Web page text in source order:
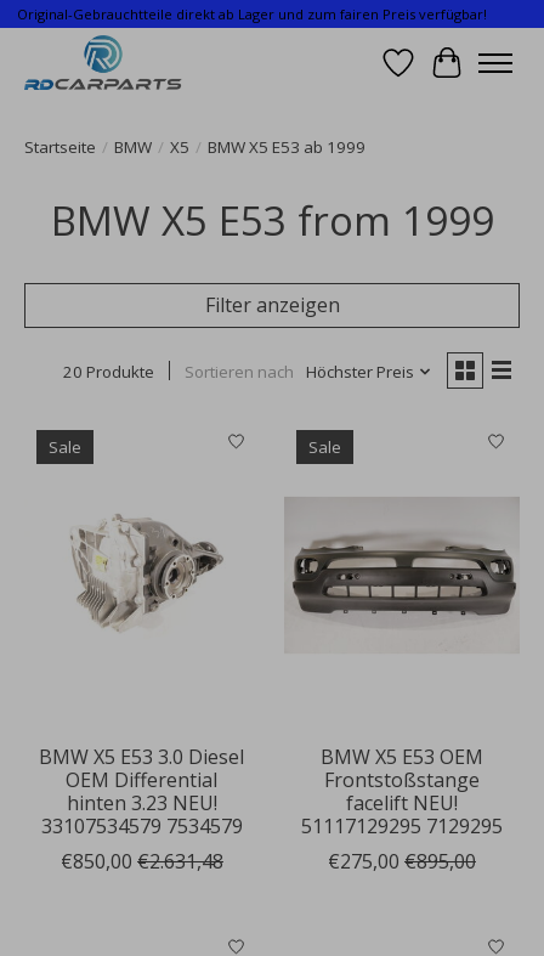
Original-Gebrauchtteile direkt ab Lager und zum fairen Preis verfügbar!
Wunschzettel
Ihr
Startseite / BMW / X5 / BMW X5 E53 ab 1999
BMW X5 E53 from 1999
Filter anzeigen
20 Produkte Sortieren nach Höchster Preis
Sale
BMW X5 E53 3.0 Diesel
OEM Differential
hinten 3.23 NEU!
33107534579 7534579
€850,00 €2.631,48
Sale
BMW X5 E53 OEM
Frontstoßstange
facelift NEU!
51117129295 7129295
€275,00 €895,00